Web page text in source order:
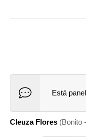
Está
Cleuza Flores (Bonito